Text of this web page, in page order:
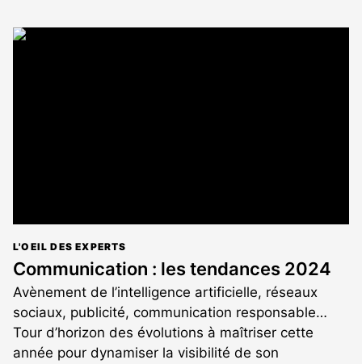
L'OEIL DES EXPERTS
Communication : les tendances 2024
Avènement de l’intelligence artificielle, réseaux
sociaux, publicité, communication responsable…
Tour d’horizon des évolutions à maîtriser cette
année pour dynamiser la visibilité de son